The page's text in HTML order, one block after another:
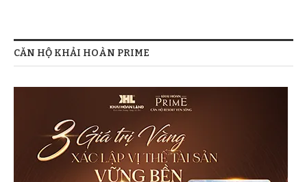
CĂN HỘ KHẢI HOÀN PRIME